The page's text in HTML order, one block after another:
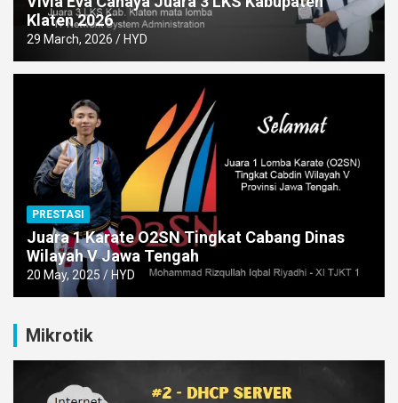
Klaten 2026
29 March, 2026 HYD
PRESTASI
Juara 1 Karate O2SN Tingkat Cabang Dinas
Wilayah V Jawa Tengah
20 May, 2025 HYD
Mikrotik